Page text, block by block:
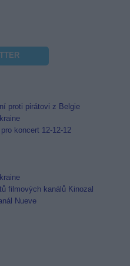
proti pirátovi z Belgie
koncert 12-12-12
filmových kanálů Kinozal
Nueve